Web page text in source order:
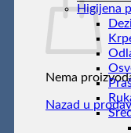
Nema
Nazad u
Higijena